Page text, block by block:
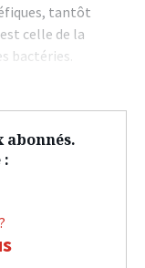
tantôt
celle de la
bactéries.
abonnés.
: